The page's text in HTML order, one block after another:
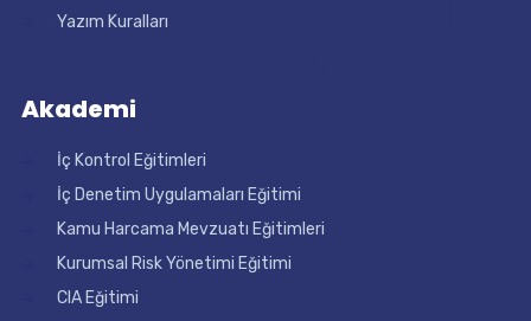
Yazım Kuralları
Akademi
İç Kontrol Eğitimleri
İç Denetim Uygulamaları Eğitimi
Kamu Harcama Mevzuatı Eğitimleri
Kurumsal Risk Yönetimi Eğitimi
CIA Eğitimi